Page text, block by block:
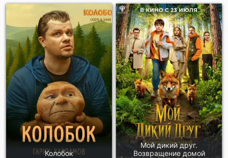
Отправить!
Колобок
Мой дикий друг.
Возвращение домой